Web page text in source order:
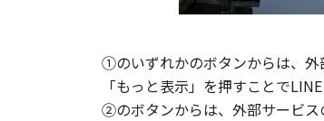
①のいずれかのボタンからは、外
「もっと表示」を押すことで
②のボタンからは、外部サービス